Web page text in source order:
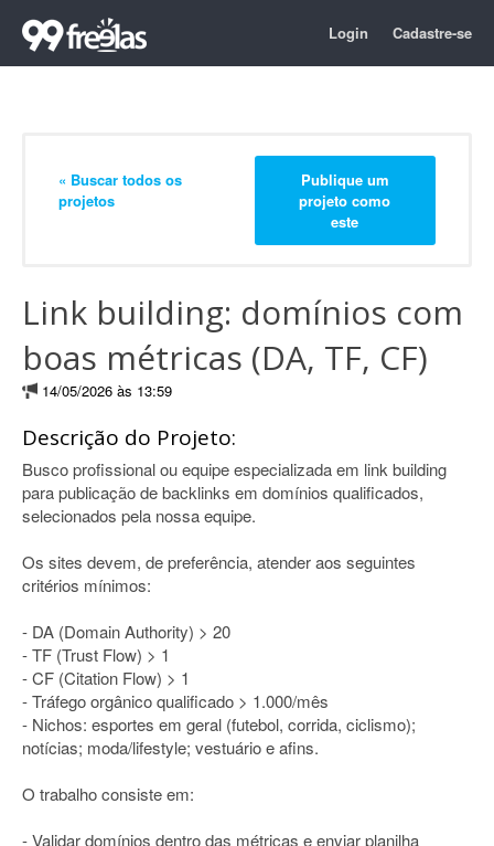
Login Cadastre-se
« Buscar todos os
projetos
Publique um
projeto como
este
Link building: domínios com
boas métricas (DA, TF, CF)
14/05/2026 às 13:59
Descrição do Projeto:
Busco profissional ou equipe especializada em link building
para publicação de backlinks em domínios qualificados,
selecionados pela nossa equipe.
Os sites devem, de preferência, atender aos seguintes
critérios mínimos:
- DA (Domain Authority) > 20
- TF (Trust Flow) > 1
- CF (Citation Flow) > 1
- Tráfego orgânico qualificado > 1.000/mês
- Nichos: esportes em geral (futebol, corrida, ciclismo);
notícias; moda/lifestyle; vestuário e afins.
O trabalho consiste em:
- Validar domínios dentro das métricas e enviar planilha